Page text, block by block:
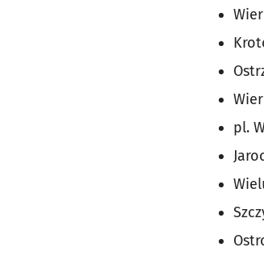
pl.